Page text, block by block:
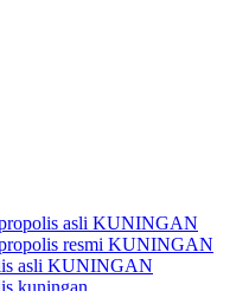
asli KUNINGAN
resmi KUNINGAN
asli KUNINGAN
kuningan